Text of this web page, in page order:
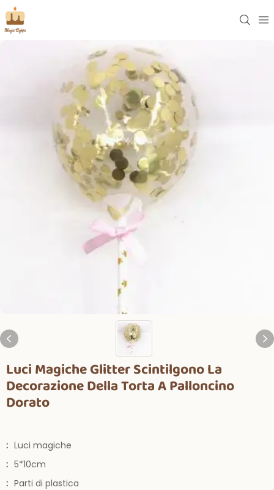
Luci Magiche Glitter Scintilgono La
Decorazione Della Torta A Palloncino
Dorato
: Luci magiche
: 5*10cm
: Parti di plastica